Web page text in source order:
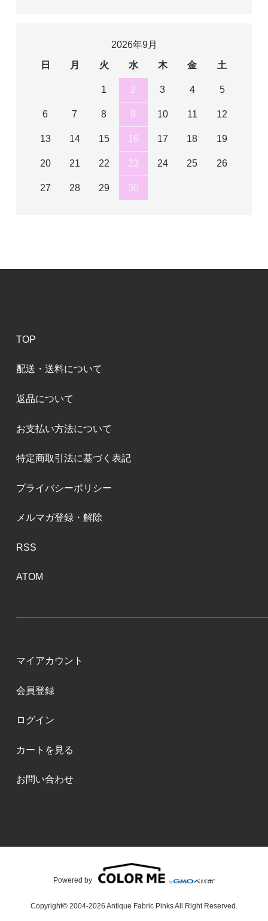
2026年9月
日
月 火 水 木 金 土
1 2 3 4 5
6 7 8 9 10 11 12
13 14 15 16 17 18 19
20 21 22 23 24 25 26
27 28 29 30
TOP
配送・送料について
返品について
お支払い方法について
特定商取引法に基づく表記
プライバシーポリシー
メルマガ登録・解除
RSS
ATOM
マイアカウント
会員登録
ログイン
カートを見る
お問い合わせ
Copyright© 2004-2026 Antique Fabric Pinks All Right Reserved.
Powered by